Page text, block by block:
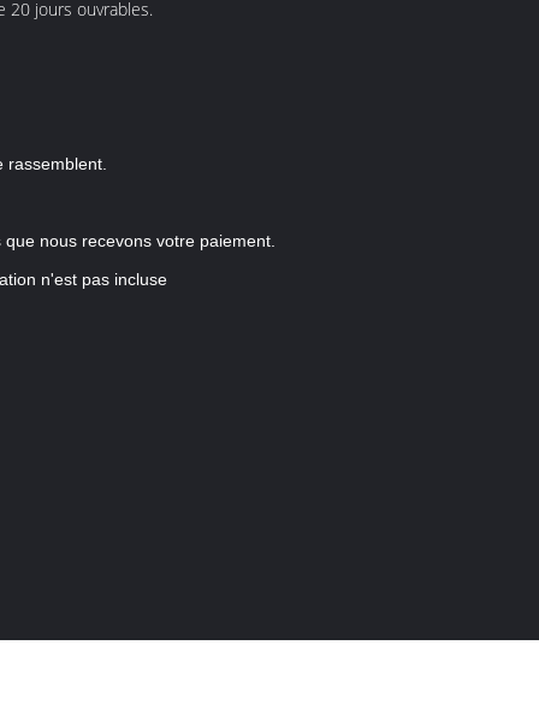
20 jours ouvrables.
nous recevons votre paiement.
n'est pas incluse